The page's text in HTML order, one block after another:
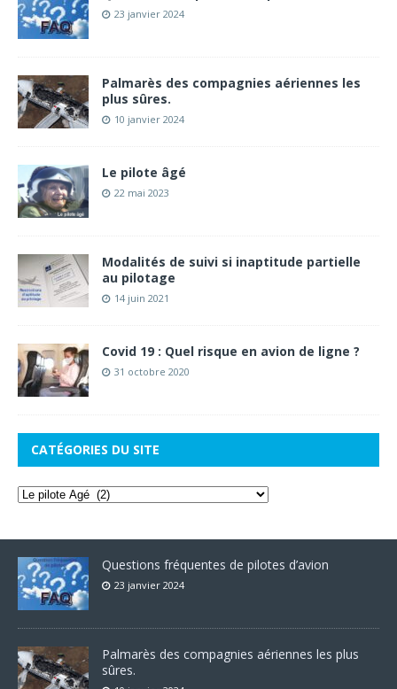
23 janvier 2024
Palmarès des compagnies aériennes les
plus sûres.
10 janvier 2024
Le pilote âgé
22 mai 2023
Modalités de suivi si inaptitude partielle
au pilotage
14 juin 2021
Covid 19 : Quel risque en avion de ligne ?
31 octobre 2020
CATÉGORIES DU SITE
Questions fréquentes de pilotes d’avion
23 janvier 2024
Palmarès des compagnies aériennes les plus
sûres.